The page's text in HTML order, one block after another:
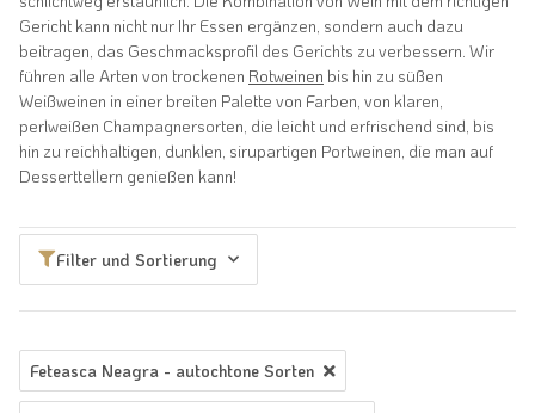
Gericht kann nicht nur Ihr Essen ergänzen, sondern auch dazu
beitragen, das Geschmacksprofil des Gerichts zu verbessern. Wir
führen alle Arten von trockenen Rotweinen bis hin zu süßen
Weißweinen in einer breiten Palette von Farben, von klaren,
perlweißen Champagnersorten, die leicht und erfrischend sind, bis
hin zu reichhaltigen, dunklen, sirupartigen Portweinen, die man auf
Desserttellern genießen kann!
Filter und Sortierung
Feteasca Neagra - autochtone Sorten